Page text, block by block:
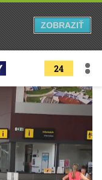
24
ZOBRAZIŤ